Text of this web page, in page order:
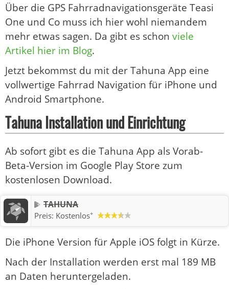
Über die GPS Fahrradnavigationsgeräte Teasi
One und Co muss ich hier wohl niemandem
mehr etwas sagen. Da gibt es schon viele
Artikel hier im Blog.
Jetzt bekommst du mit der Tahuna App eine
vollwertige Fahrrad Navigation für iPhone und
Android Smartphone.
Tahuna Installation und Einrichtung
Ab sofort gibt es die Tahuna App als Vorab-
Beta-Version im Google Play Store zum
kostenlosen Download.
TAHUNA
Preis: Kostenlos+
Die iPhone Version für Apple iOS folgt in Kürze.
Nach der Installation werden erst mal 189 MB
an Daten heruntergeladen.